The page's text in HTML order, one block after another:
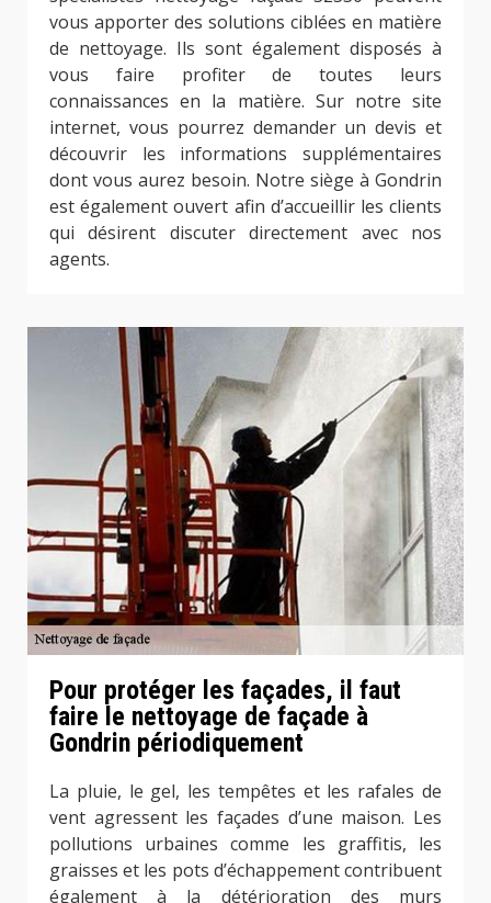
vous apporter des solutions ciblées en matière
de nettoyage. Ils sont également disposés à
vous faire profiter de toutes leurs
connaissances en la matière. Sur notre site
internet, vous pourrez demander un devis et
découvrir les informations supplémentaires
dont vous aurez besoin. Notre siège à Gondrin
est également ouvert afin d’accueillir les clients
qui désirent discuter directement avec nos
agents.
Pour protéger les façades, il faut
faire le nettoyage de façade à
Gondrin périodiquement
La pluie, le gel, les tempêtes et les rafales de
vent agressent les façades d’une maison. Les
pollutions urbaines comme les graffitis, les
graisses et les pots d’échappement contribuent
également à la détérioration des murs